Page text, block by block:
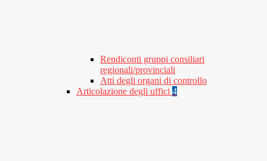
Rendiconti gruppi consiliari
regionali/provinciali
Atti degli organi di controllo
Articolazione degli uffici 4